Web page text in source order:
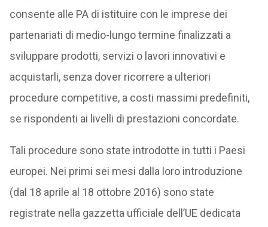
consente alle PA di istituire con le imprese dei
partenariati di medio-lungo termine finalizzati a
sviluppare prodotti, servizi o lavori innovativi e
acquistarli, senza dover ricorrere a ulteriori
procedure competitive, a costi massimi predefiniti,
se rispondenti ai livelli di prestazioni concordate.
Tali procedure sono state introdotte in tutti i Paesi
europei. Nei primi sei mesi dalla loro introduzione
(dal 18 aprile al 18 ottobre 2016) sono state
registrate nella gazzetta ufficiale dell’UE dedicata